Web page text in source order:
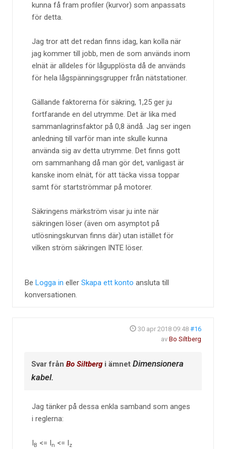
kunna få fram profiler (kurvor) som anpassats
för detta.
Jag tror att det redan finns idag, kan kolla när
jag kommer till jobb, men de som används inom
elnät är alldeles för lågupplösta då de används
för hela lågspänningsgrupper från nätstationer.
Gällande faktorerna för säkring, 1,25 ger ju
fortfarande en del utrymme. Det är lika med
sammanlagrinsfaktor på 0,8 ändå. Jag ser ingen
anledning till varför man inte skulle kunna
använda sig av detta utrymme. Det finns gott
om sammanhang då man gör det, vanligast är
kanske inom elnät, för att täcka vissa toppar
samt för startströmmar på motorer.
Säkringens märkström visar ju inte när
säkringen löser (även om asymptot på
utlösningskurvan finns där) utan istället för
vilken ström säkringen INTE löser.
Be Logga in eller Skapa ett konto ansluta till
konversationen.
30 apr 2018 09:48 #16
av Bo Siltberg
Svar från Bo Siltberg i ämnet Dimensionera
kabel.
Jag tänker på dessa enkla samband som anges
i reglerna:
IB <= In <= Iz